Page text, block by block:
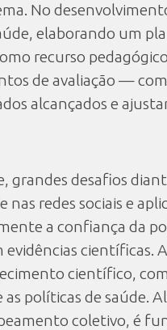
No
elaborando um
recurso
de avaliação —
alcançados e
grandes desafios
redes sociais e
a confiança da
científico,
políticas de saúde.
coletivo, é